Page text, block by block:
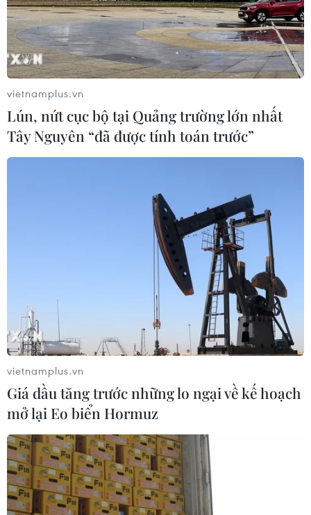
phá, phát triển chấm lượng tử
Giải Nobel Hóa học 2023 trao cho các nhà khoa học
Moungi Bawendi, Louis Brus, Alexei Ekimov, tôn vinh
công trình khám phá và phát triển các chấm lượng tử.
vietnamplus.vn
Lún, nứt cục bộ tại Quảng trường lớn nhất
Tây Nguyên “đã được tính toán trước”
vietnamplus.vn
Giá dầu tăng trước những lo ngại về kế hoạch
mở lại Eo biển Hormuz